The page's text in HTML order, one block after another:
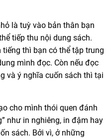
là tuỳ vào bản thân bạn
tiếp thu nội dung sách.
thì bạn có thể tập trung
mình đọc. Còn nếu đọc
và ý nghĩa cuốn sách thì tại
cho mình thói quen đánh
như in nghiêng, in đậm hay
sách. Bởi vì, ở những